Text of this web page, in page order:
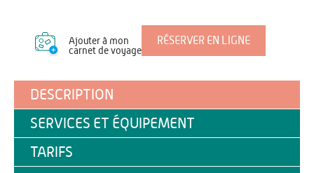
Ajouter à mon
carnet de voyage
RÉSERVER EN LIGNE
DESCRIPTION
SERVICES ET ÉQUIPEMENT
TARIFS